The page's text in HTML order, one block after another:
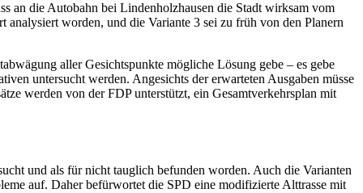
an die Autobahn bei Lindenholzhausen die Stadt wirksam vom
worden, und die Variante 3 sei zu früh von den Planern
aller Gesichtspunkte mögliche Lösung gebe – es gebe
untersucht werden. Angesichts der erwarteten Ausgaben müsse
werden von der FDP unterstützt, ein Gesamtverkehrsplan mit
und als für nicht tauglich befunden worden. Auch die Varianten
auf. Daher befürwortet die SPD eine modifizierte Alttrasse mit